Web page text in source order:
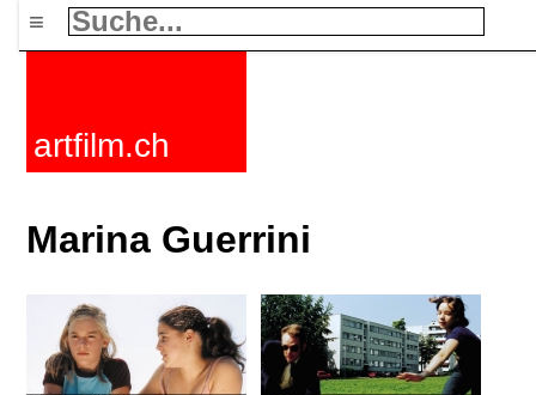
≡
artfilm.ch
Marina Guerrini